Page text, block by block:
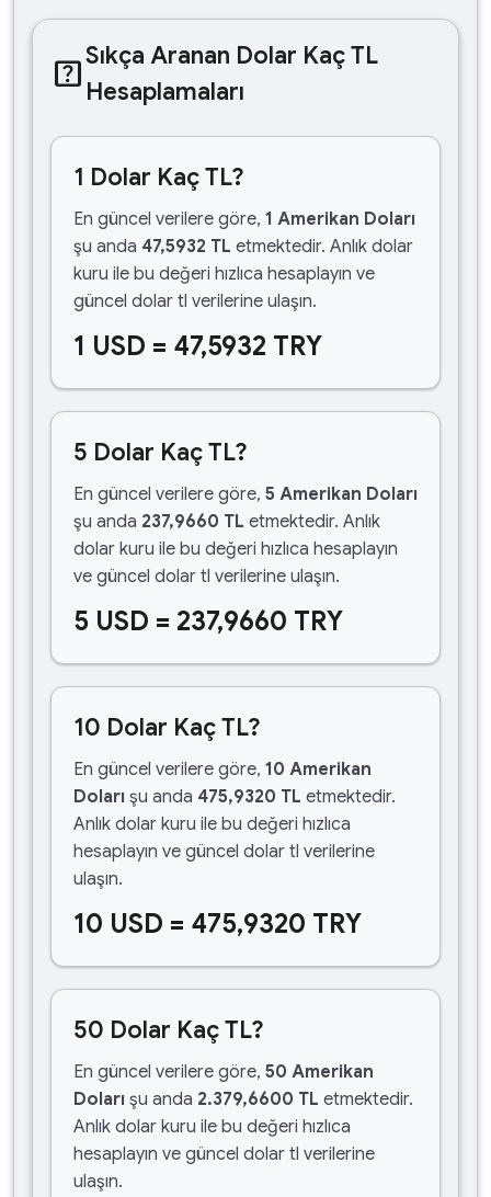
help_centerSıkça Aranan Dolar Kaç TL
Hesaplamaları
1 Dolar Kaç TL?
En güncel verilere göre, 1 Amerikan Doları
şu anda 47,5932 TL etmektedir. Anlık dolar
kuru ile bu değeri hızlıca hesaplayın ve
güncel dolar tl verilerine ulaşın.
1 USD = 47,5932 TRY
5 Dolar Kaç TL?
En güncel verilere göre, 5 Amerikan Doları
şu anda 237,9660 TL etmektedir. Anlık
dolar kuru ile bu değeri hızlıca hesaplayın
ve güncel dolar tl verilerine ulaşın.
5 USD = 237,9660 TRY
10 Dolar Kaç TL?
En güncel verilere göre, 10 Amerikan
Doları şu anda 475,9320 TL etmektedir.
Anlık dolar kuru ile bu değeri hızlıca
hesaplayın ve güncel dolar tl verilerine
ulaşın.
10 USD = 475,9320 TRY
50 Dolar Kaç TL?
En güncel verilere göre, 50 Amerikan
Doları şu anda 2.379,6600 TL etmektedir.
Anlık dolar kuru ile bu değeri hızlıca
hesaplayın ve güncel dolar tl verilerine
ulaşın.